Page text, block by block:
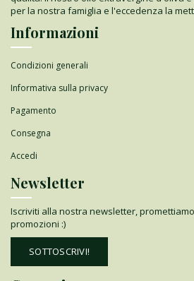
per la nostra famiglia e l'eccedenza la
Informazioni
Condizioni generali
Informativa sulla privacy
Pagamento
Consegna
Accedi
Newsletter
Iscriviti alla nostra newsletter,
promozioni :)
SOTTOSCRIVI!